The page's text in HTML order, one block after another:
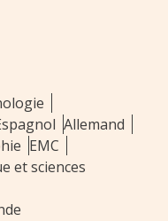
Allemand
EMC
et sciences